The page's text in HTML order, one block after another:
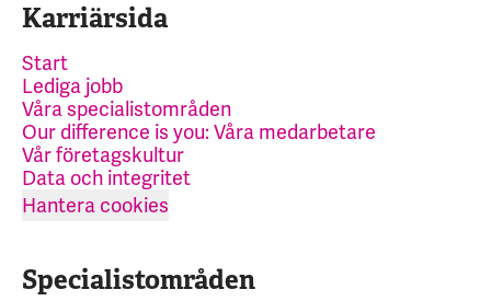
Karriärsida
Start
Lediga jobb
Våra specialistområden
Our difference is you: Våra medarbetare
Vår företagskultur
Data och integritet
Hantera cookies
Specialistområden